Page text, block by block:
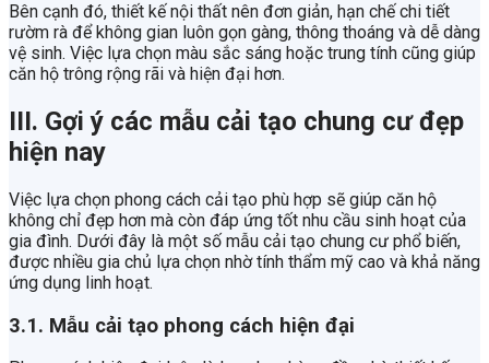
Bên cạnh đó, thiết kế nội thất nên đơn giản, hạn chế chi tiết
rườm rà để không gian luôn gọn gàng, thông thoáng và dễ dàng
vệ sinh. Việc lựa chọn màu sắc sáng hoặc trung tính cũng giúp
căn hộ trông rộng rãi và hiện đại hơn.
III. Gợi ý các mẫu cải tạo chung cư đẹp
hiện nay
Việc lựa chọn phong cách cải tạo phù hợp sẽ giúp căn hộ
không chỉ đẹp hơn mà còn đáp ứng tốt nhu cầu sinh hoạt của
gia đình. Dưới đây là một số mẫu cải tạo chung cư phổ biến,
được nhiều gia chủ lựa chọn nhờ tính thẩm mỹ cao và khả năng
ứng dụng linh hoạt.
3.1. Mẫu cải tạo phong cách hiện đại